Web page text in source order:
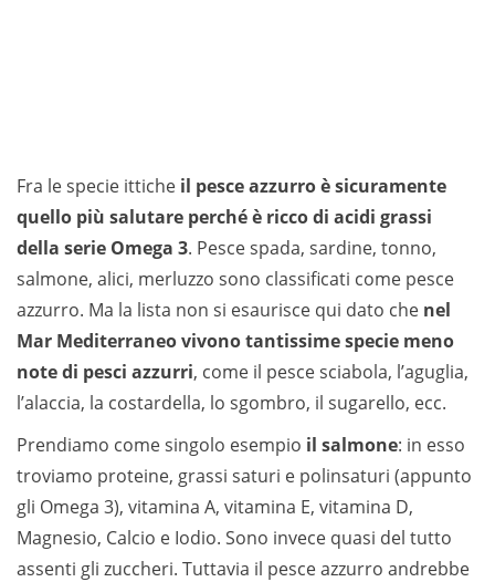
Fra le specie ittiche il pesce azzurro è sicuramente
quello più salutare perché è ricco di acidi grassi
della serie Omega 3. Pesce spada, sardine, tonno,
salmone, alici, merluzzo sono classificati come pesce
azzurro. Ma la lista non si esaurisce qui dato che nel
Mar Mediterraneo vivono tantissime specie meno
note di pesci azzurri, come il pesce sciabola, l’aguglia,
l’alaccia, la costardella, lo sgombro, il sugarello, ecc.
Prendiamo come singolo esempio il salmone: in esso
troviamo proteine, grassi saturi e polinsaturi (appunto
gli Omega 3), vitamina A, vitamina E, vitamina D,
Magnesio, Calcio e Iodio. Sono invece quasi del tutto
assenti gli zuccheri. Tuttavia il pesce azzurro andrebbe